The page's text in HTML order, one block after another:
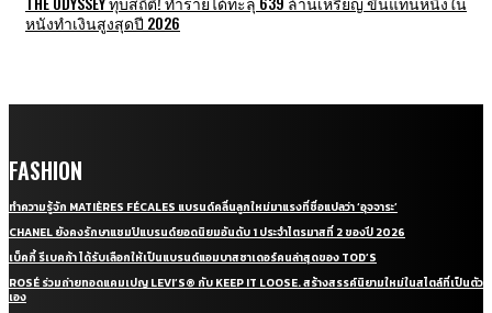
หนังทำเงินสูงสุดปี 2026
FASHION
ทำความรู้จัก MATIÈRES FÉCALES แบรนด์คลื่นลูกใหม่มาแรงที่ชื่อแปลว่า ‘อุจจาระ’
CHANEL ยังคงรักษาแชมป์แบรนด์ยอดนิยมอันดับ 1 ประจำไตรมาสที่ 2 ของปี 2026
เบ็คกี้ รีเบคก้า ได้รับเลือกให้เป็นแบรนด์แอมบาสซาเดอร์คนล่าสุดของ TOD’S
ROSÉ ร่วมถ่ายทอดแคมเปญ LEVI’S® กับ KEEP IT LOOSE. สร้างสรรค์นิยามใหม่ในสไตล์ที่เป็นตัว
เอง